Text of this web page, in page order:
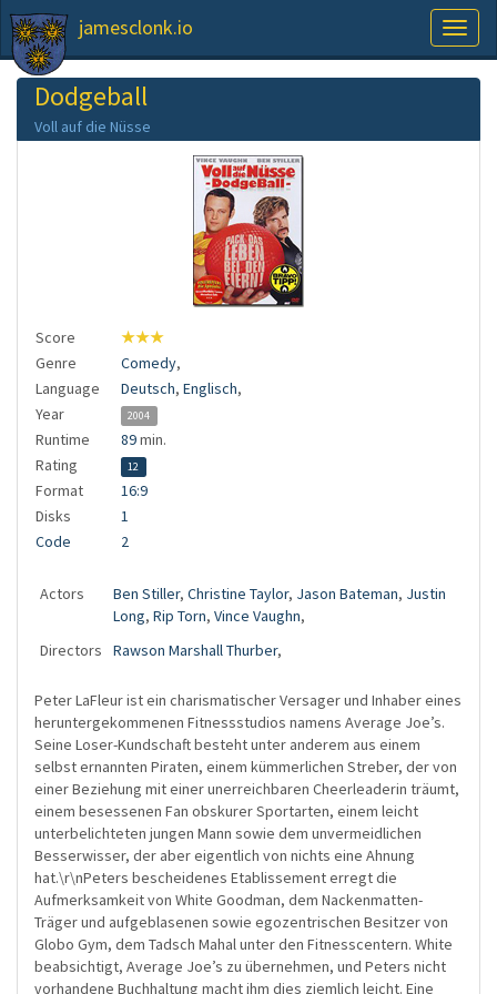
jamesclonk.io
Dodgeball
Voll auf die Nüsse
Score
★★★
Genre
Comedy,
Language
Deutsch, Englisch,
Year
2004
Runtime 89min.
Rating
12
Format
16:9
Disks
1
Code
2
Actors Ben Stiller, Christine Taylor, Jason Bateman, Justin
Long, Rip Torn, Vince Vaughn,
Directors
Rawson Marshall Thurber,
Peter LaFleur ist ein charismatischer Versager und Inhaber eines
heruntergekommenen Fitnessstudios namens Average Joe’s.
Seine Loser-Kundschaft besteht unter anderem aus einem
selbst ernannten Piraten, einem kümmerlichen Streber, der von
einer Beziehung mit einer unerreichbaren Cheerleaderin träumt,
einem besessenen Fan obskurer Sportarten, einem leicht
unterbelichteten jungen Mann sowie dem unvermeidlichen
Besserwisser, der aber eigentlich von nichts eine Ahnung
hat.\r\nPeters bescheidenes Etablissement erregt die
Aufmerksamkeit von White Goodman, dem Nackenmatten-
Träger und aufgeblasenen sowie egozentrischen Besitzer von
Globo Gym, dem Tadsch Mahal unter den Fitnesscentern. White
beabsichtigt, Average Joe’s zu übernehmen, und Peters nicht
vorhandene Buchhaltung macht ihm dies ziemlich leicht. Eine